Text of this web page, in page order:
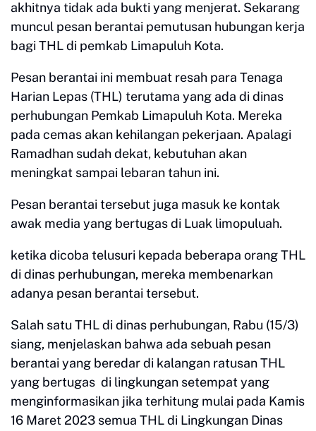
akhitnya tidak ada bukti yang menjerat. Sekarang
muncul pesan berantai pemutusan hubungan kerja
bagi THL di pemkab Limapuluh Kota.
Pesan berantai ini membuat resah para Tenaga
Harian Lepas (THL) terutama yang ada di dinas
perhubungan Pemkab Limapuluh Kota. Mereka
pada cemas akan kehilangan pekerjaan. Apalagi
Ramadhan sudah dekat, kebutuhan akan
meningkat sampai lebaran tahun ini.
Pesan berantai tersebut juga masuk ke kontak
awak media yang bertugas di Luak limopuluah.
ketika dicoba telusuri kepada beberapa orang THL
di dinas perhubungan, mereka membenarkan
adanya pesan berantai tersebut.
Salah satu THL di dinas perhubungan, Rabu (15/3)
siang, menjelaskan bahwa ada sebuah pesan
berantai yang beredar di kalangan ratusan THL
yang bertugas di lingkungan setempat yang
menginformasikan jika terhitung mulai pada Kamis
16 Maret 2023 semua THL di Lingkungan Dinas